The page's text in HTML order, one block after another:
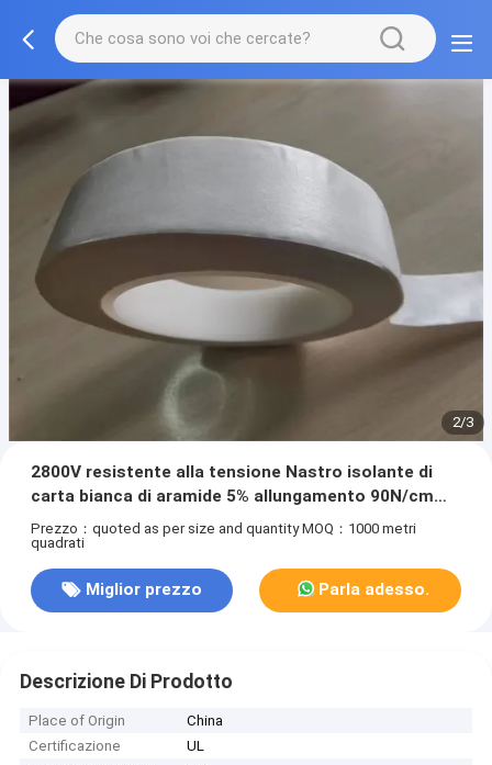
2/3
2800V resistente alla tensione Nastro isolante di
carta bianca di aramide 5% allungamento 90N/cm
resistenza alla trazione
Prezzo：quoted as per size and quantity MOQ：1000 metri
quadrati
Miglior prezzo Parla adesso.
Descrizione Di Prodotto
Place of Origin
China
Certificazione
UL